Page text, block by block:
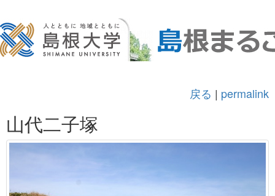
戻る | permalink
山代二子塚